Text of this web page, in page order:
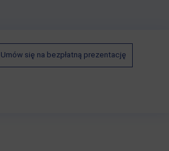
Umów się na bezpłatną prezentację